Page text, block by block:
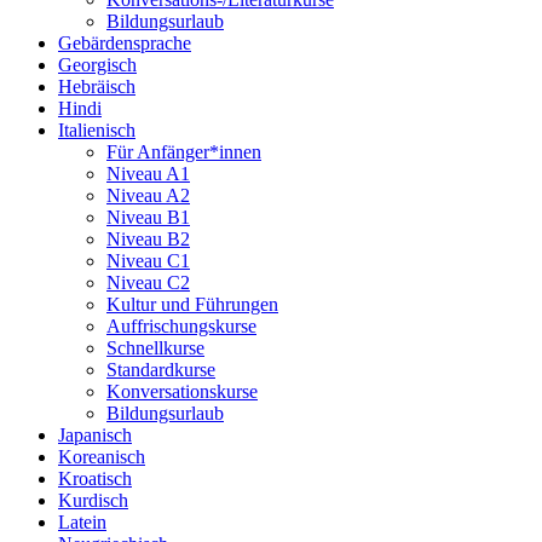
Bildungsurlaub
Gebärdensprache
Georgisch
Hebräisch
Hindi
Italienisch
Für Anfänger*innen
Niveau A1
Niveau A2
Niveau B1
Niveau B2
Niveau C1
Niveau C2
Kultur und Führungen
Auffrischungskurse
Schnellkurse
Standardkurse
Konversationskurse
Bildungsurlaub
Japanisch
Koreanisch
Kroatisch
Kurdisch
Latein